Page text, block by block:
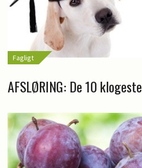
Fagligt
AFSLØRING: De 10